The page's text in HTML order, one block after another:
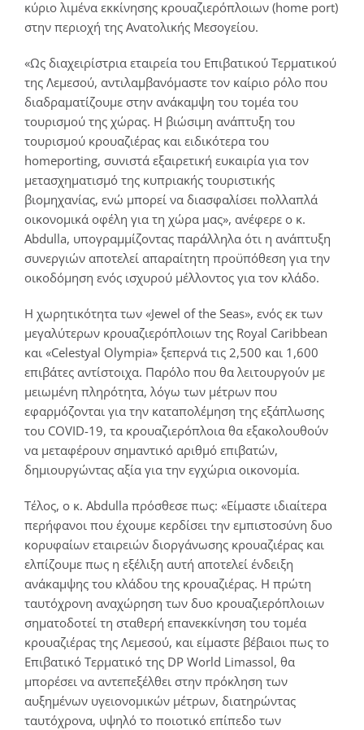
κύριο λιμένα εκκίνησης κρουαζιερόπλοιων (home port)
στην περιοχή της Ανατολικής Μεσογείου.
«Ως διαχειρίστρια εταιρεία του Επιβατικού Τερματικού
της Λεμεσού, αντιλαμβανόμαστε τον καίριο ρόλο που
διαδραματίζουμε στην ανάκαμψη του τομέα του
τουρισμού της χώρας. Η βιώσιμη ανάπτυξη του
τουρισμού κρουαζιέρας και ειδικότερα του
homeporting, συνιστά εξαιρετική ευκαιρία για τον
μετασχηματισμό της κυπριακής τουριστικής
βιομηχανίας, ενώ μπορεί να διασφαλίσει πολλαπλά
οικονομικά οφέλη για τη χώρα μας», ανέφερε ο κ.
Abdulla, υπογραμμίζοντας παράλληλα ότι η ανάπτυξη
συνεργιών αποτελεί απαραίτητη προϋπόθεση για την
οικοδόμηση ενός ισχυρού μέλλοντος για τον κλάδο.
Η χωρητικότητα των «Jewel of the Seas», ενός εκ των
μεγαλύτερων κρουαζιερόπλοιων της Royal Caribbean
και «Celestyal Olympia» ξεπερνά τις 2,500 και 1,600
επιβάτες αντίστοιχα. Παρόλο που θα λειτουργούν με
μειωμένη πληρότητα, λόγω των μέτρων που
εφαρμόζονται για την καταπολέμηση της εξάπλωσης
του COVID-19, τα κρουαζιερόπλοια θα εξακολουθούν
να μεταφέρουν σημαντικό αριθμό επιβατών,
δημιουργώντας αξία για την εγχώρια οικονομία.
Τέλος, ο κ. Abdulla πρόσθεσε πως: «Είμαστε ιδιαίτερα
περήφανοι που έχουμε κερδίσει την εμπιστοσύνη δυο
κορυφαίων εταιρειών διοργάνωσης κρουαζιέρας και
ελπίζουμε πως η εξέλιξη αυτή αποτελεί ένδειξη
ανάκαμψης του κλάδου της κρουαζιέρας. Η πρώτη
ταυτόχρονη αναχώρηση των δυο κρουαζιερόπλοιων
σηματοδοτεί τη σταθερή επανεκκίνηση του τομέα
κρουαζιέρας της Λεμεσού, και είμαστε βέβαιοι πως το
Επιβατικό Τερματικό της DP World Limassol, θα
μπορέσει να αντεπεξέλθει στην πρόκληση των
αυξημένων υγειονομικών μέτρων, διατηρώντας
ταυτόχρονα, υψηλό το ποιοτικό επίπεδο των